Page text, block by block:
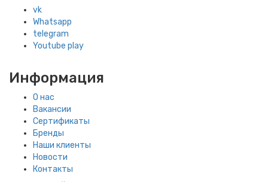
vk
Whatsapp
telegram
Youtube play
Информация
О нас
Вакансии
Сертификаты
Бренды
Наши клиенты
Новости
Контакты